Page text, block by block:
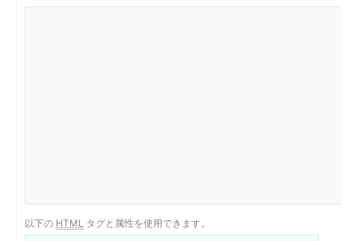
以下の HTML タグと属性を使用できます。